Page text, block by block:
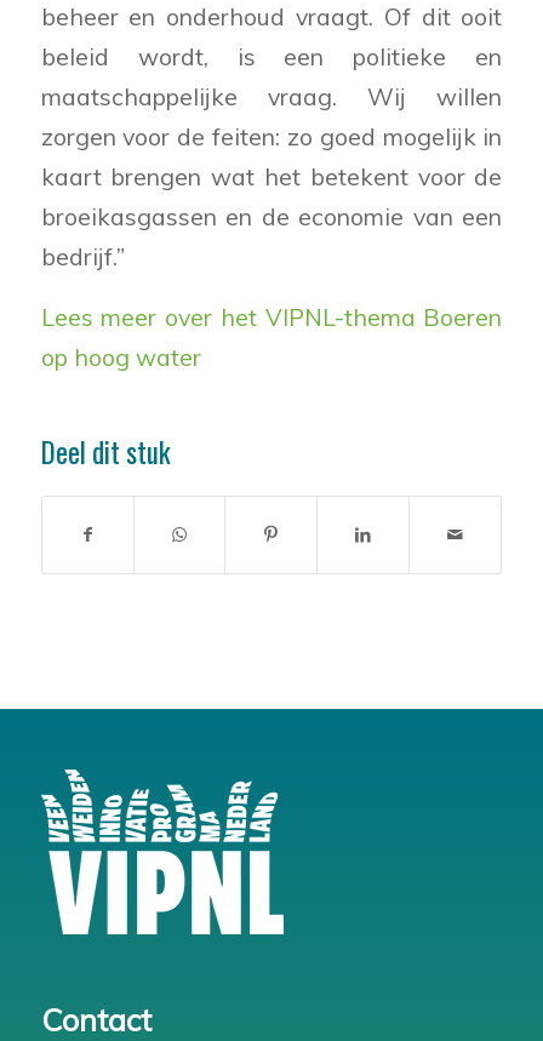
beheer en onderhoud vraagt. Of dit ooit
beleid wordt, is een politieke en
maatschappelijke vraag. Wij willen
zorgen voor de feiten: zo goed mogelijk in
kaart brengen wat het betekent voor de
broeikasgassen en de economie van een
bedrijf.”
Lees meer over het VIPNL-thema Boeren
op hoog water
Deel dit stuk
Contact